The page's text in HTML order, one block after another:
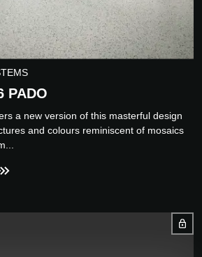
PADO
a new version of this masterful design
and colours reminiscent of mosaics